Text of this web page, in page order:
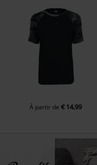
À partir de€ 14,99